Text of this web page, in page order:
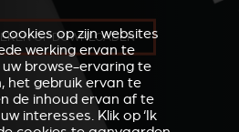
OF DOWNLOADEN
op zijn websites
werking ervan te
browse-ervaring te
het gebruik ervan te
de inhoud ervan af te
interesses. Klik op ‘Ik